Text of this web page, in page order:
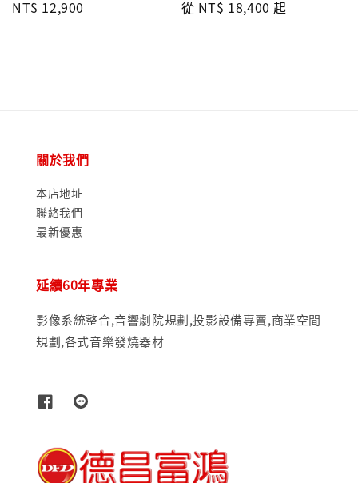
Regular
NT$ 12,900
Regular
從 NT$ 18,400 起
關於我們
本店地址
聯絡我們
最新優惠
延續60年專業
影像系統整合,音響劇院規劃,投影設備專賣,商業空間
規劃,各式音樂發燒器材